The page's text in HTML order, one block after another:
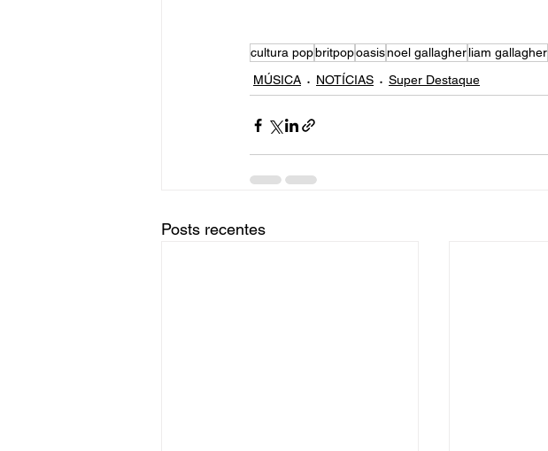
cultura popbritpopoasisnoel gallagherliam gallagher
MÚSICA
NOTÍCIAS Super Destaque
Posts recentes